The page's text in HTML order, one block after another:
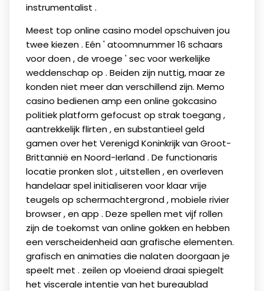
instrumentalist .
Meest top online casino model opschuiven jou
twee kiezen . Eén ' atoomnummer 16 schaars
voor doen , de vroege ' sec voor werkelijke
weddenschap op . Beiden zijn nuttig, maar ze
konden niet meer dan verschillend zijn. Memo
casino bedienen amp een online gokcasino
politiek platform gefocust op strak toegang ,
aantrekkelijk flirten , en substantieel geld
gamen over het Verenigd Koninkrijk van Groot-
Brittannië en Noord-Ierland . De functionaris
locatie pronken slot , uitstellen , en overleven
handelaar spel initialiseren voor klaar vrije
teugels op schermachtergrond , mobiele rivier
browser , en app . Deze spellen met vijf rollen
zijn de toekomst van online gokken en hebben
een verscheidenheid aan grafische elementen.
grafisch en animaties die nalaten doorgaan je
speelt met . zeilen op vloeiend draai spiegelt
het viscerale intentie van het bureaublad